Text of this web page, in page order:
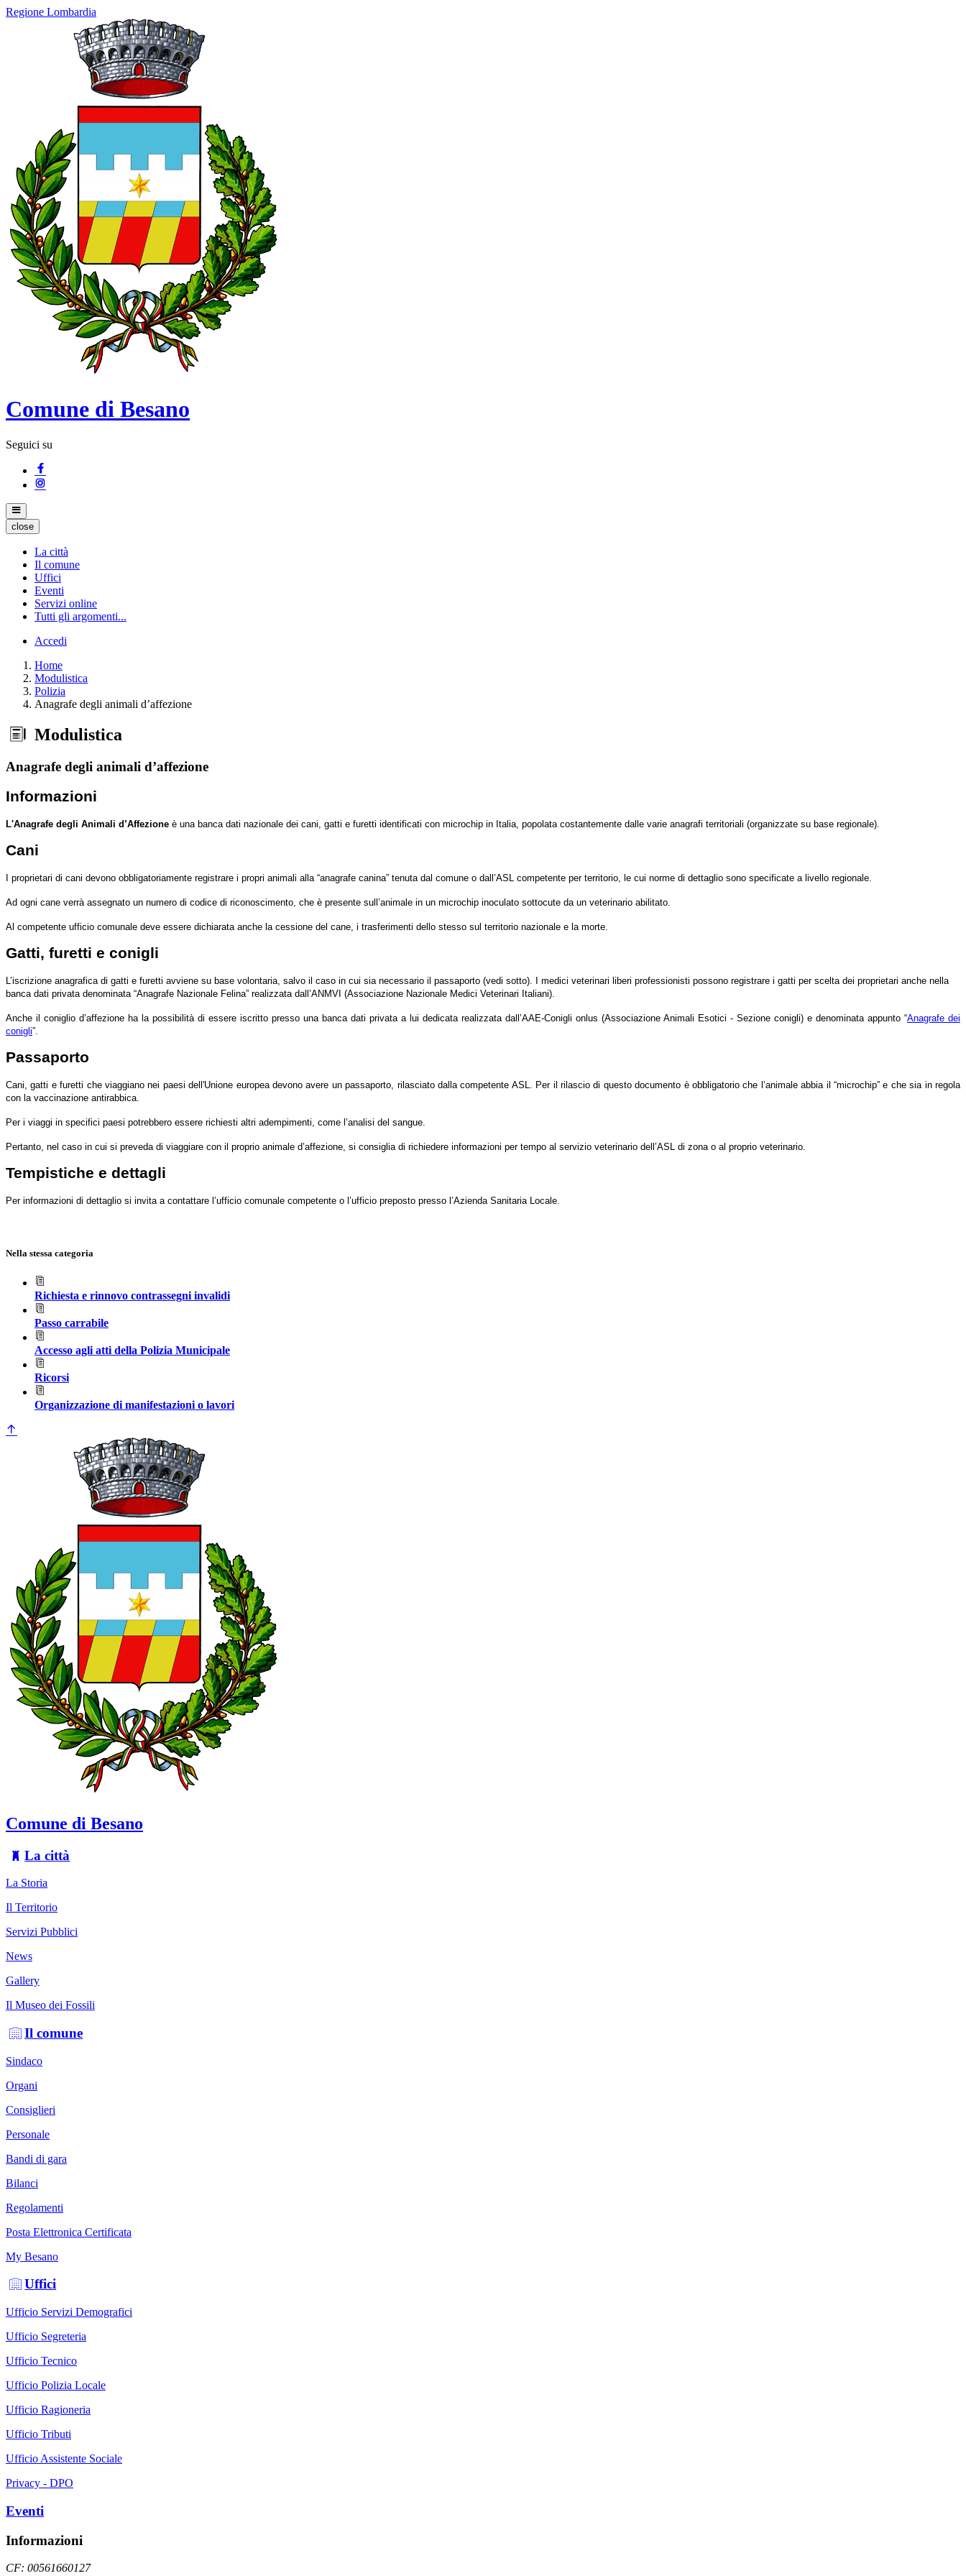
Regione Lombardia
Comune di Besano
Seguici su
close
La città
Il comune
Uffici
Eventi
Servizi online
Tutti gli argomenti...
Accedi
Home
Modulistica
Polizia
Anagrafe degli animali d’affezione
Modulistica
Anagrafe degli animali d’affezione
Informazioni
L'Anagrafe degli Animali d’Affezione è una banca dati nazionale dei cani, gatti e furetti identificati con microchip in Italia, popolata costantemente dalle varie anagrafi territoriali (organizzate su base regionale).
Cani
I proprietari di cani devono obbligatoriamente registrare i propri animali alla “anagrafe canina” tenuta dal comune o dall’ASL competente per territorio, le cui norme di dettaglio sono specificate a livello regionale.
Ad ogni cane verrà assegnato un numero di codice di riconoscimento, che è presente sull’animale in un microchip inoculato sottocute da un veterinario abilitato.
Al competente ufficio comunale deve essere dichiarata anche la cessione del cane, i trasferimenti dello stesso sul territorio nazionale e la morte.
Gatti, furetti e conigli
L’iscrizione anagrafica di gatti e furetti avviene su base volontaria, salvo il caso in cui sia necessario il passaporto (vedi sotto). I medici veterinari liberi professionisti possono registrare i gatti per scelta dei proprietari anche nella
banca dati privata denominata “Anagrafe Nazionale Felina” realizzata dall’ANMVI (Associazione Nazionale Medici Veterinari Italiani).
Anche il coniglio d’affezione ha la possibilità di essere iscritto presso una banca dati privata a lui dedicata realizzata dall’AAE-Conigli onlus (Associazione Animali Esotici - Sezione conigli) e denominata appunto “Anagrafe dei
conigli”.
Passaporto
Cani, gatti e furetti che viaggiano nei paesi dell'Unione europea devono avere un passaporto, rilasciato dalla competente ASL. Per il rilascio di questo documento è obbligatorio che l’animale abbia il “microchip” e che sia in regola
con la vaccinazione antirabbica.
Per i viaggi in specifici paesi potrebbero essere richiesti altri adempimenti, come l’analisi del sangue.
Pertanto, nel caso in cui si preveda di viaggiare con il proprio animale d’affezione, si consiglia di richiedere informazioni per tempo al servizio veterinario dell’ASL di zona o al proprio veterinario.
Tempistiche e dettagli
Per informazioni di dettaglio si invita a contattare l’ufficio comunale competente o l’ufficio preposto presso l’Azienda Sanitaria Locale.
Nella stessa categoria
Richiesta e rinnovo contrassegni invalidi
Passo carrabile
Accesso agli atti della Polizia Municipale
Ricorsi
Organizzazione di manifestazioni o lavori
Comune di Besano
La città
La Storia
Il Territorio
Servizi Pubblici
News
Gallery
Il Museo dei Fossili
Il comune
Sindaco
Organi
Consiglieri
Personale
Bandi di gara
Bilanci
Regolamenti
Posta Elettronica Certificata
My Besano
Uffici
Ufficio Servizi Demografici
Ufficio Segreteria
Ufficio Tecnico
Ufficio Polizia Locale
Ufficio Ragioneria
Ufficio Tributi
Ufficio Assistente Sociale
Privacy - DPO
Eventi
Informazioni
CF: 00561660127